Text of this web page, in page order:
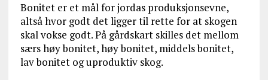
Bonitet er et mål for jordas produksjonsevne,
altså hvor godt det ligger til rette for at skogen
skal vokse godt. På gårdskart skilles det mellom
særs høy bonitet, høy bonitet, middels bonitet,
lav bonitet og uproduktiv skog.